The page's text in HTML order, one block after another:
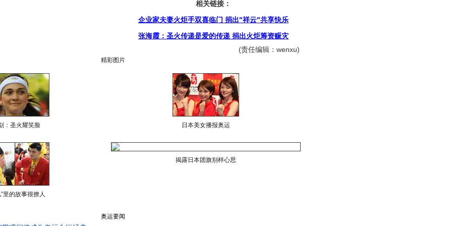
相关链接：
企业家夫妻火炬手双喜临门 捐出"祥云"共享快乐
张海霞：圣火传递是爱的传递 捐出火炬筹资赈灾
(责任编辑：wenxu)
精彩图片
：圣火耀笑脸 日本美女播报奥运
”里的故事很撩人
揭露日本团旗别样心思
奥运要闻